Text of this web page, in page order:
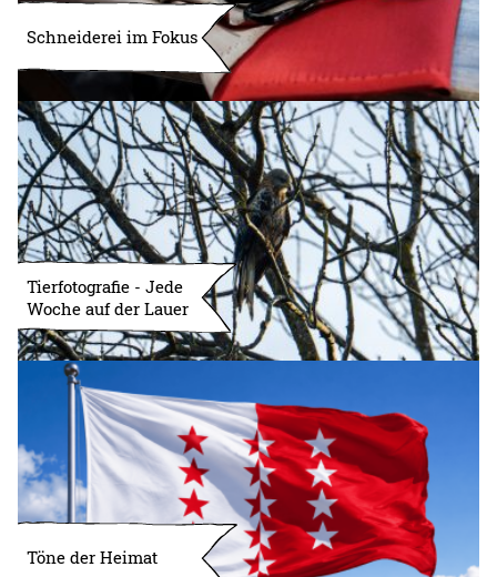
Schneiderei im Fokus
Tierfotografie - Jede
Woche auf der Lauer
Töne der Heimat